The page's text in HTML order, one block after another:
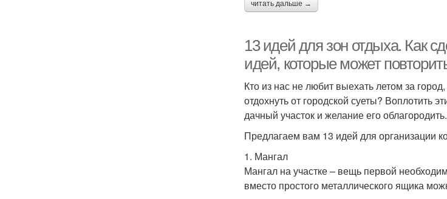
читать дальше →
13 идей для зон отдыха. Как
идей, которые может
Кто из нас не любит выехать летом за
отдохнуть от городской суеты? Воплотить
дачный участок и желание его облагородить.
Предлагаем вам 13 идей для организации
1. Мангал
Мангал на участке – вещь первой
вместо простого металлического ящика